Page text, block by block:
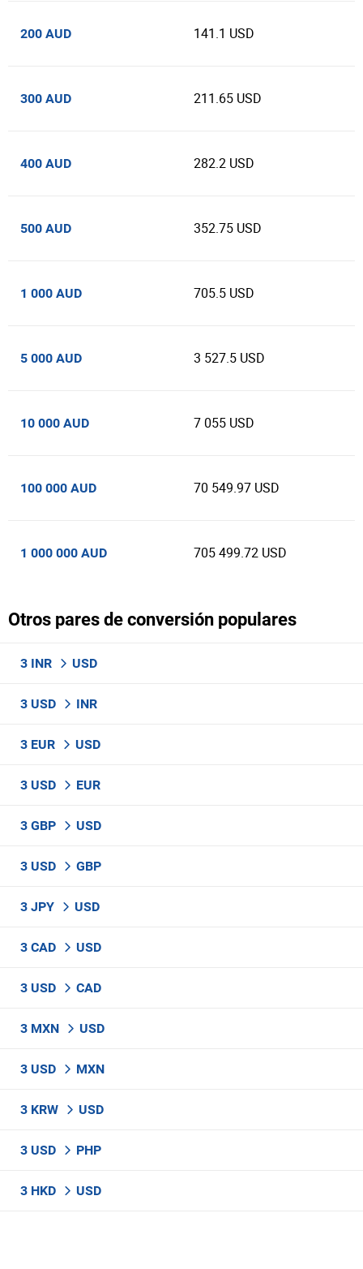
200 AUD 141.1 USD
300 AUD 211.65 USD
400 AUD 282.2 USD
500 AUD 352.75 USD
1 000 AUD 705.5 USD
5 000 AUD 3 527.5 USD
10 000 AUD 7 055 USD
100 000 AUD 70 549.97 USD
1 000 000 AUD 705 499.72 USD
Otros pares de conversión populares
3 INR USD
3 USD INR
3 EUR USD
3 USD EUR
3 GBP USD
3 USD GBP
3 JPY USD
3 CAD USD
3 USD CAD
3 MXN USD
3 USD MXN
3 KRW USD
3 USD PHP
3 HKD USD